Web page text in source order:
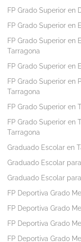
FP Grado Superior en
FP Grado Superior en
FP Grado Superior en
Tarragona
FP Grado Superior en
FP Grado Superior en
Tarragona
FP Grado Superior en
FP Grado Superior en
Tarragona
Graduado Escolar en
Graduado Escolar
Graduado Escolar
FP Deportiva Grado
FP Deportiva Grado
FP Deportiva Grado
FP Deportiva Grado